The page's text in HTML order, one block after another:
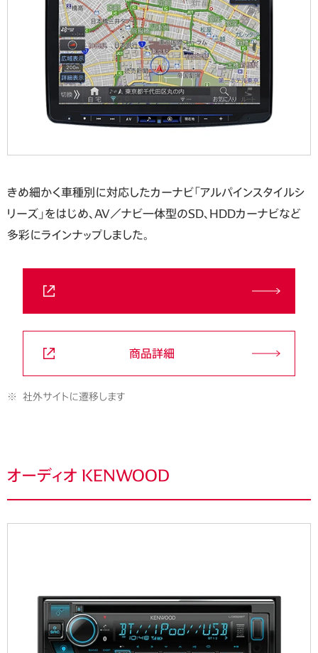
きめ細かく車種別に対応したカーナビ「アルパインスタイルシ
リーズ」をはじめ、AV／ナビ一体型のSD、HDDカーナビなど
多彩にラインナップしました。
商品詳細
※ 社外サイトに遷移します
オーディオ KENWOOD